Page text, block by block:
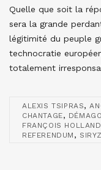
Quelle que soit la
sera la grande
légitimité du peuple
technocratie
totalement
ALEXIS TSIPRAS,
CHANTAGE,
FRANÇOIS
REFERENDUM ,